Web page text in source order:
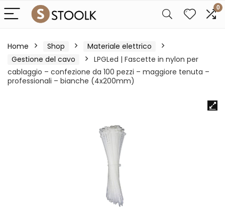
0
Home Shop
Materiale elettrico
Gestione del cavo
LPGLed | Fascette in nylon per
cablaggio – confezione da 100 pezzi – maggiore tenuta –
professionali – bianche (4x200mm)